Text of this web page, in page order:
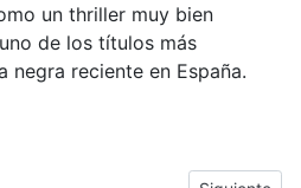
un thriller muy bien
de los títulos más
negra reciente en España.